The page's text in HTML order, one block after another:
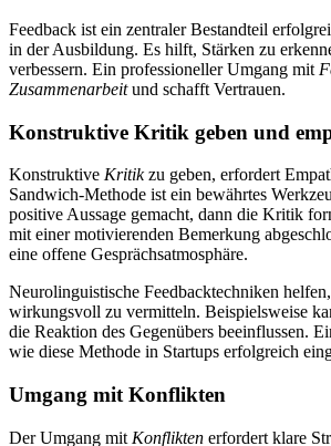
Feedback ist ein zentraler Bestandteil
in der Ausbildung. Es hilft, Stärken zu
verbessern. Ein professioneller Umgang mit
Zusammenarbeitund schafft Vertrauen.
Konstruktive Kritik geben und
Konstruktive Kritikzu geben, erfordert
Sandwich-Methode ist ein bewährtes
positive Aussage gemacht, dann die Kritik
mit einer motivierenden Bemerkung
eine offene Gesprächsatmosphäre.
Neurolinguistische Feedbacktechniken
wirkungsvoll zu vermitteln. Beispielsweise
die Reaktion des Gegenübers beeinflussen.
wie diese Methode in Startups erfolgreich
Umgang mit Konflikten
Der Umgang mit Konflikten erfordert klare